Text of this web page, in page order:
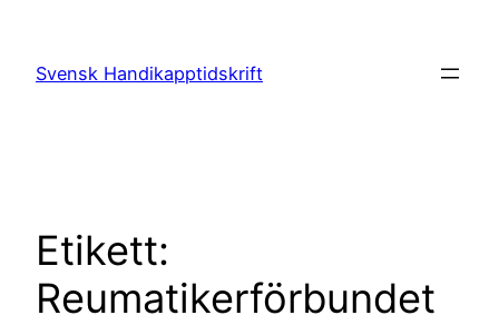
innehåll
Svensk Handikapptidskrift
Etikett:
Reumatikerförbundet